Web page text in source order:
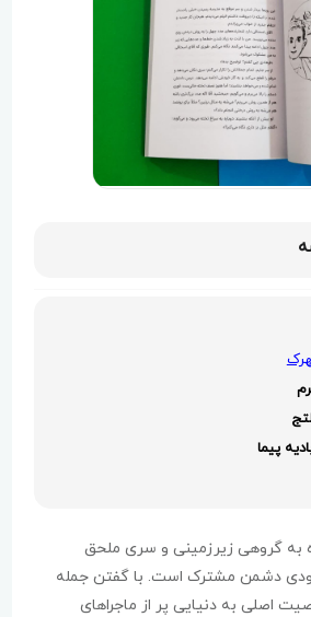
پیما
به گروهی زیرزمینی و سری ملحق
دشمن مشترک است. با گفتن جمله
اصلی به دنیایی پر از ماجراهای